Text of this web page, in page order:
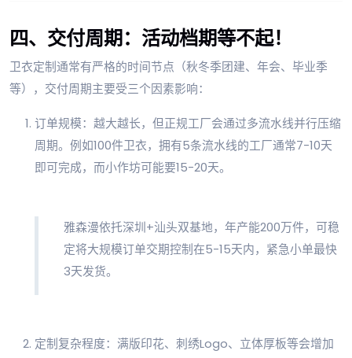
四、交付周期：活动档期等不起！
卫衣定制通常有严格的时间节点（秋冬季团建、年会、毕业季
等），交付周期主要受三个因素影响：
订单规模：越大越长，但正规工厂会通过多流水线并行压缩
周期。例如100件卫衣，拥有5条流水线的工厂通常7-10天
即可完成，而小作坊可能要15-20天。
雅森漫依托深圳+汕头双基地，年产能200万件，可稳
定将大规模订单交期控制在5-15天内，紧急小单最快
3天发货。
定制复杂程度：满版印花、刺绣Logo、立体厚板等会增加